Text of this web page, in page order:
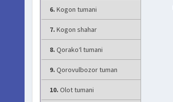
6. Kogon tumani
7. Kogon shahar
8. Qorako‘l tumani
9. Qorovulbozor tuman
10. Olot tumani